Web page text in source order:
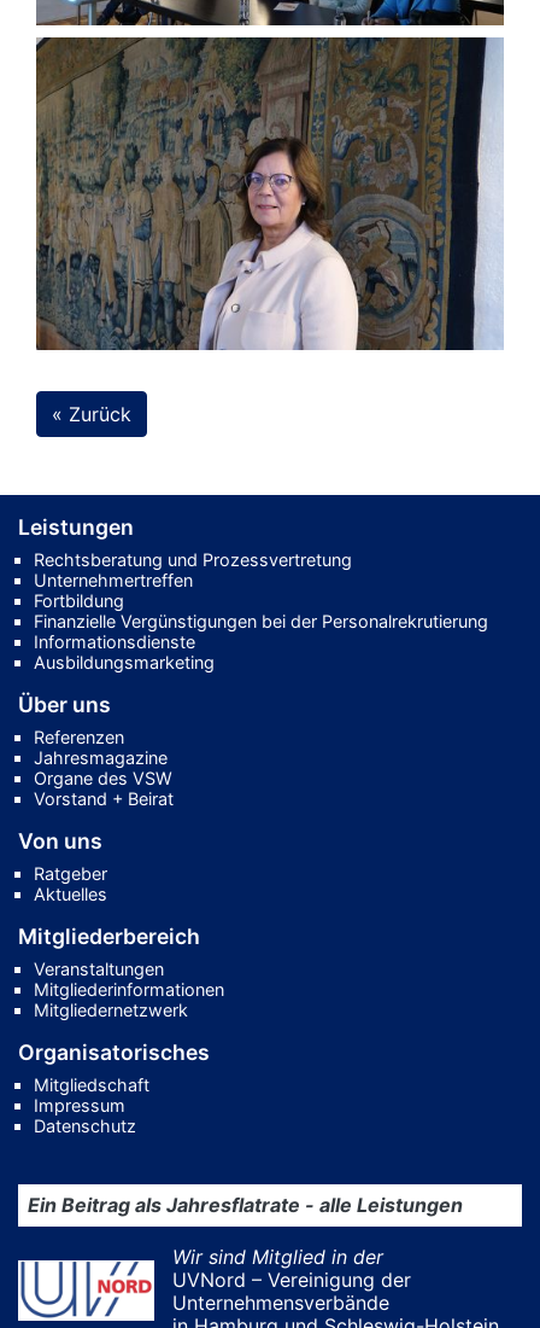
« Zurück
Leistungen
Rechtsberatung und Prozessvertretung
Unternehmertreffen
Fortbildung
Finanzielle Vergünstigungen bei der Personalrekrutierung
Informationsdienste
Ausbildungsmarketing
Über uns
Referenzen
Jahresmagazine
Organe des VSW
Vorstand + Beirat
Von uns
Ratgeber
Aktuelles
Mitgliederbereich
Veranstaltungen
Mitgliederinformationen
Mitgliedernetzwerk
Organisatorisches
Mitgliedschaft
Impressum
Datenschutz
Ein Beitrag als Jahresflatrate - alle Leistungen
Wir sind Mitglied in der
UVNord – Vereinigung der
Unternehmensverbände